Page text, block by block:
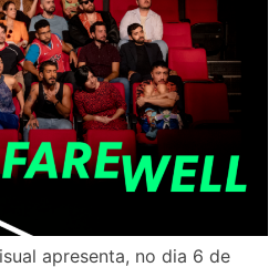
apresenta, no dia 6 de